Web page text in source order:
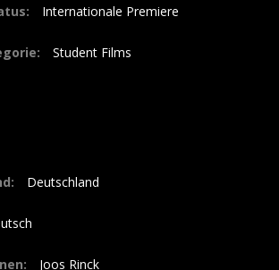
Internationale Premiere
Student Films
Deutschland
Joos Rinck